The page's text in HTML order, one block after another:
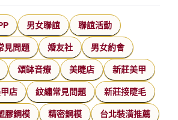
男女聯誼 聯誼活動
見問題 婚友社 男女約會
頌缽音療 美睫店 新莊美甲
店 紋繡常見問題 新莊接睫毛
膠鋼模 精密鋼模 台北裝潢推薦